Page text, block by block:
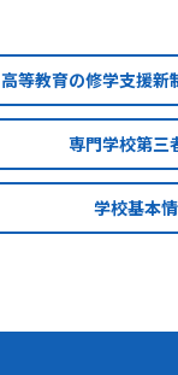
高等教育の修学支援新
専門学校第三
学校基本